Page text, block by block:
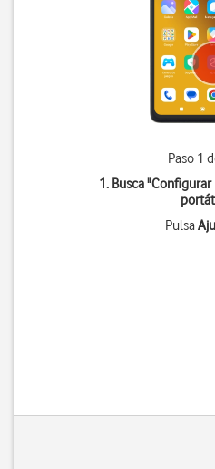
Paso 1
1. Busca "Configurar
Pulsa